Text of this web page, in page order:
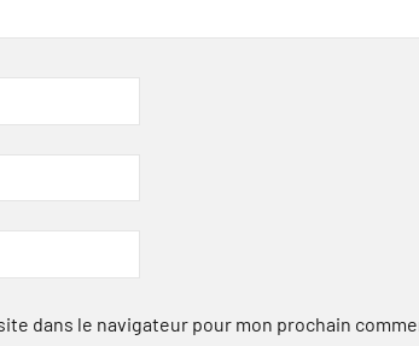
dans le navigateur pour mon prochain